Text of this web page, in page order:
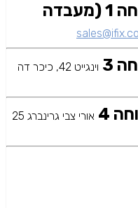
09-7739940 שלוחה 1 (מעבדה
וינגייט 42, כיכר דה
אורי צבי גרינברג 25